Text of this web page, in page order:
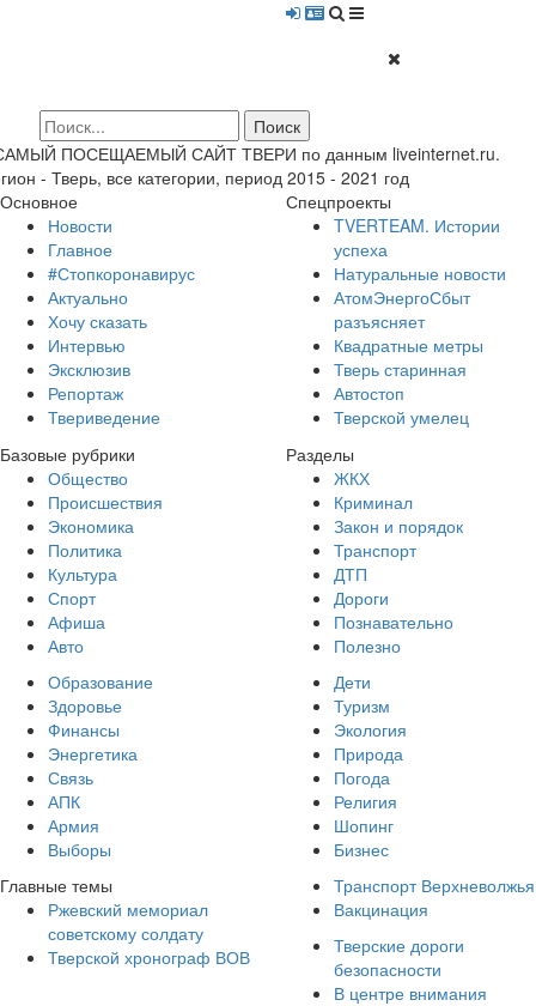
ПОСЕЩАЕМЫЙ САЙТ ТВЕРИ по данным liveinternet.ru.
- Тверь, все категории, период 2015 - 2021 год
Основное
Новости
Главное
#Стопкоронавирус
Актуально
Хочу сказать
Интервью
Эксклюзив
Репортаж
Твериведение
Спецпроекты
TVERTEAM. Истории
успеха
Натуральные новости
АтомЭнергоСбыт
разъясняет
Квадратные метры
Тверь старинная
Автостоп
Тверской умелец
Базовые рубрики
Общество
Происшествия
Экономика
Политика
Культура
Спорт
Афиша
Авто
Разделы
ЖКХ
Криминал
Закон и порядок
Транспорт
ДТП
Дороги
Познавательно
Полезно
Образование
Здоровье
Финансы
Энергетика
Связь
АПК
Армия
Выборы
Дети
Туризм
Экология
Природа
Погода
Религия
Шопинг
Бизнес
Главные темы
Ржевский мемориал
советскому солдату
Тверской хронограф ВОВ
Транспорт Верхневолжья
Вакцинация
Тверские дороги
безопасности
В центре внимания